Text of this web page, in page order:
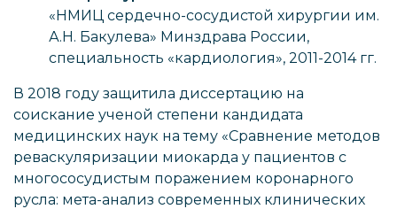
«НМИЦ сердечно-сосудистой хирургии им.
А.Н. Бакулева» Минздрава России,
специальность «кардиология», 2011-2014 гг.
В 2018 году защитила диссертацию на
соискание ученой степени кандидата
медицинских наук на тему «Сравнение методов
реваскуляризации миокарда у пациентов с
многососудистым поражением коронарного
русла: мета-анализ современных клинических